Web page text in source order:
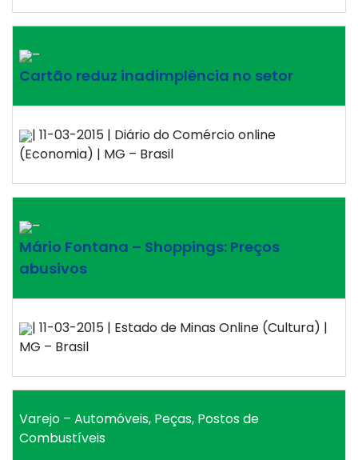
–
Cartão reduz inadimplência no setor
| 11-03-2015 | Diário do Comércio online
(Economia) | MG – Brasil
–
Mário Fontana – Shoppings: Preços
abusivos
| 11-03-2015 | Estado de Minas Online (Cultura) |
MG – Brasil
Varejo – Automóveis, Peças, Postos de
Combustíveis